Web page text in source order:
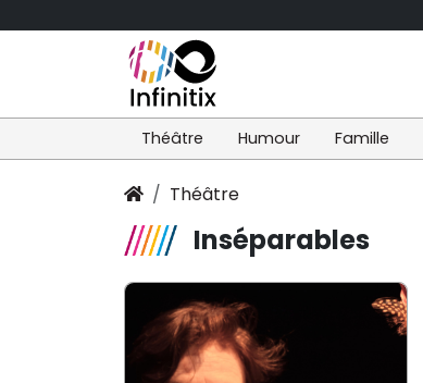
Théâtre Humour Famille
Théâtre
Inséparables